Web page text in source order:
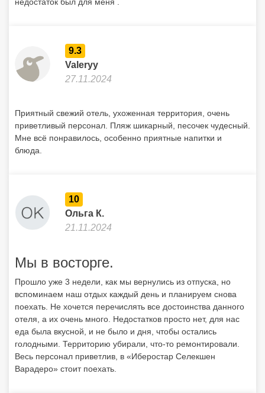
9.3
Valeryy
27.11.2024
Приятный свежий отель, ухоженная территория, очень
приветливый персонал. Пляж шикарный, песочек чудесный.
Мне всё понравилось, особенно приятные напитки и
блюда.
10
Ольга К.
21.11.2024
Мы в восторге.
Прошло уже 3 недели, как мы вернулись из отпуска, но
вспоминаем наш отдых каждый день и планируем снова
поехать. Не хочется перечислять все достоинства данного
отеля, а их очень много. Недостатков просто нет, для нас
еда была вкусной, и не было и дня, чтобы остались
голодными. Территорию убирали, что-то ремонтировали.
Весь персонал приветлив, в «Иберостар Селекшен
Варадеро» стоит поехать.